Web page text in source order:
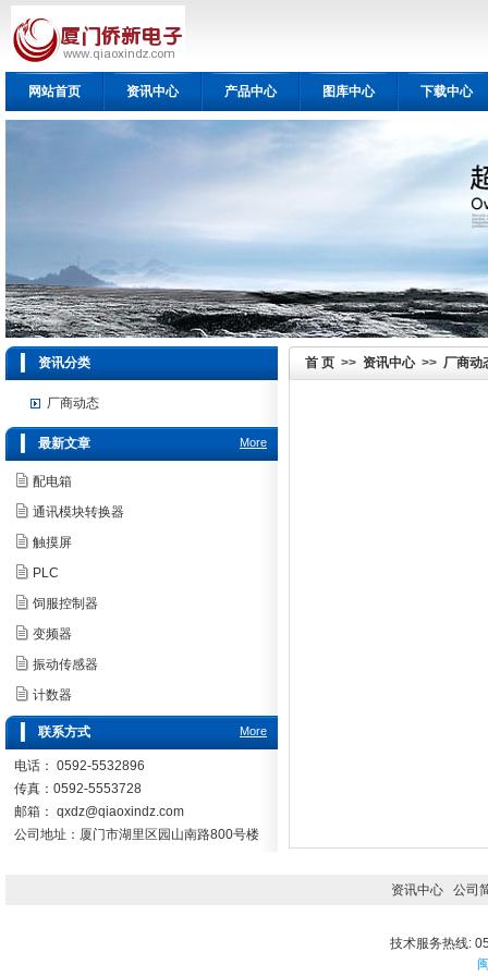
网站首页 资讯中心 产品中心 图库中心 下载中心
首 页 >> 资讯中心>> 厂商动
资讯分类
厂商动态
More
最新文章
配电箱
通讯模块转换器
触摸屏
PLC
饲服控制器
变频器
振动传感器
计数器
More
联系方式
电话： 0592-5532896
传真：0592-5553728
邮箱： qxdz@qiaoxindz.com
公司地址：厦门市湖里区园山南路800号楼
资讯中心 公司
技术服务热线: